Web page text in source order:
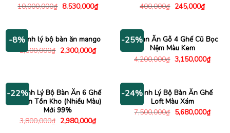
10,000,000₫ Giá
gốc
8,530,000₫Giá
hiện
8,530,000₫.
400,000₫ Giá
245,000₫Giá
hiện
-8%
Thanh lý bộ bàn ăn mango
2,500,000₫ Giá
gốc
2,300,000₫Giá
hiện
-25%
Bộ Bàn Ăn Gỗ 4 Ghế Cũ Bọc
Nệm Màu Kem
4,200,000₫ Giá
gốc
3,150,000₫Giá
hiện
-22%
Thanh Lý Bộ Bàn Ăn 6 Ghế
Cabin Tồn Kho (Nhiều Màu)
Mới 99%
3,800,000₫ Giá
gốc
2,980,000₫Giá
hiện
-24%Thanh Lý Bộ Bàn Ăn Ghế
Loft Màu Xám
7,500,000₫ Giá
gốc
5,680,000₫Giá
hiện